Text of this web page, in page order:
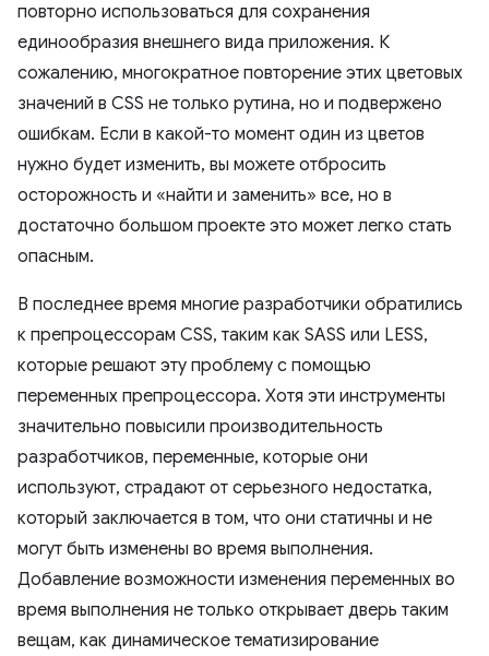
повторно использоваться для сохранения
единообразия внешнего вида приложения. К
сожалению, многократное повторение этих цветовых
значений в CSS не только рутина, но и подвержено
ошибкам. Если в какой-то момент один из цветов
нужно будет изменить, вы можете отбросить
осторожность и «найти и заменить» все, но в
достаточно большом проекте это может легко стать
опасным.
В последнее время многие разработчики обратились
к препроцессорам CSS, таким как SASS или LESS,
которые решают эту проблему с помощью
переменных препроцессора. Хотя эти инструменты
значительно повысили производительность
разработчиков, переменные, которые они
используют, страдают от серьезного недостатка,
который заключается в том, что они статичны и не
могут быть изменены во время выполнения.
Добавление возможности изменения переменных во
время выполнения не только открывает дверь таким
вещам, как динамическое тематизирование